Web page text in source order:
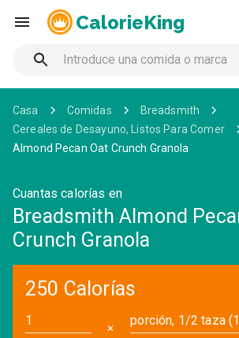
CalorieKing
Casa Comidas
Breadsmith
Cereales de Desayuno, Listos Para Comer
Almond Pecan Oat Crunch Granola
Cuantas calorías en
Breadsmith Almond
Crunch Granola
250 Calorías
✕
porción, 1/2 taza